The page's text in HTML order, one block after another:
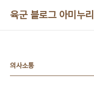
육군 블로그 아미누리
의사소통